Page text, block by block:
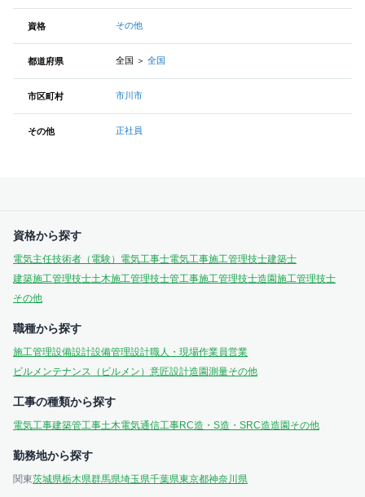
資格 その他
都道府県 全国 ＞ 全国
市区町村 市川市
その他 正社員
資格から探す
電気主任技術者（電験） 電気工事士電気工事施工管理技士建築士
建築施工管理技士土木施工管理技士管工事施工管理技士造園施工管理技士
その他
職種から探す
施工管理設備設計設備管理設計職人・現場作業員営業
ビルメンテナンス（ビルメン） 意匠設計造園測量その他
工事の種類から探す
電気工事建築管工事土木電気通信工事RC造・S造・SRC造造園 その他
勤務地から探す
関東茨城県栃木県群馬県埼玉県千葉県東京都神奈川県